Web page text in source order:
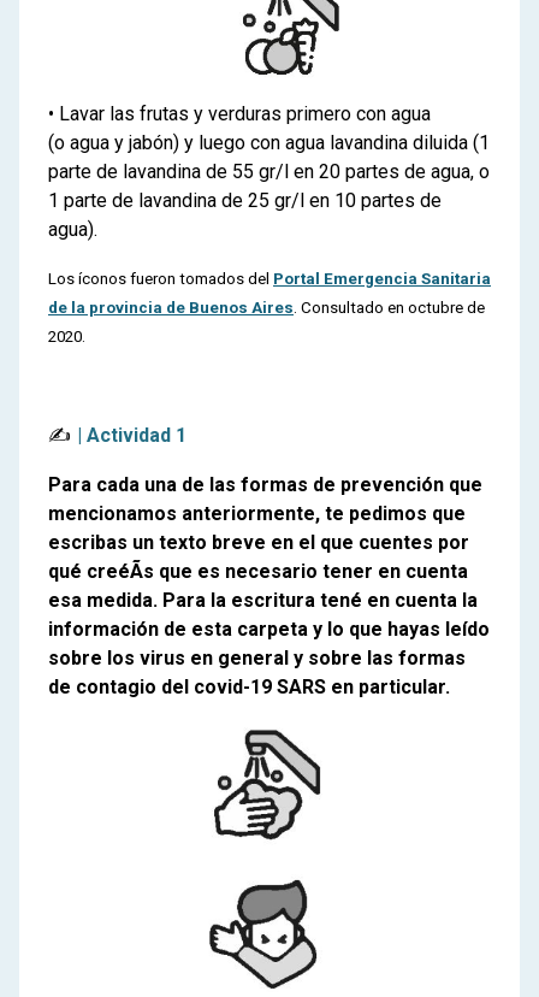
• Lavar las frutas y verduras primero con agua
(o agua y jabón) y luego con agua lavandina diluida (1
parte de lavandina de 55 gr/l en 20 partes de agua, o
1 parte de lavandina de 25 gr/l en 10 partes de
agua).
Los íconos fueron tomados del Portal Emergencia Sanitaria
de la provincia de Buenos Aires . Consultado en octubre de
2020.
✍️ | Actividad 1
Para cada una de las formas de prevención que
mencionamos anteriormente, te pedimos que
escribas un texto breve en el que cuentes por
qué creéÃs que es necesario tener en cuenta
esa medida. Para la escritura tené en cuenta la
información de esta carpeta y lo que hayas leído
sobre los virus en general y sobre las formas
de contagio del covid-19 SARS en particular.